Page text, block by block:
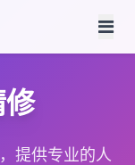
提供专业的人